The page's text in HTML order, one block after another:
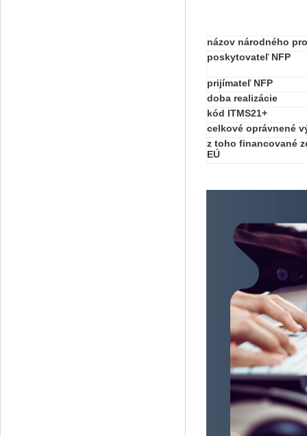
názov národného
poskytovateľ NFP
prijímateľ NFP
doba realizácie
kód ITMS21+
celkové oprávnené
z toho financované
EÚ